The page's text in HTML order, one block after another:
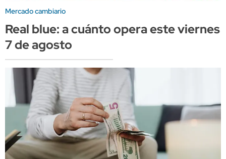
Mercado cambiario
Real blue: a cuánto opera este viernes
7 de agosto